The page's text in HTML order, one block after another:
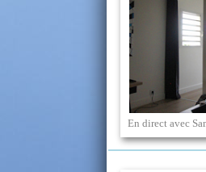
En direct avec